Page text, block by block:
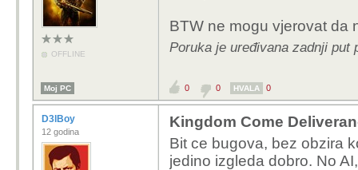
OFFLINE
BTW ne mogu vjerovat da
Poruka je uređivana zadnji put
Moj PC 0 0 HVALA 0
D3lBoy
12 godina
Kingdom Come
Bit ce bugova, bez obzira
jedino izgleda dobro. No